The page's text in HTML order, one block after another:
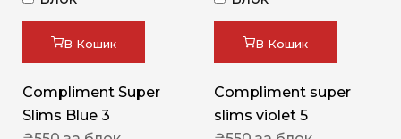
В Кошик
Compliment Super
Slims Blue 3
В Кошик
Compliment super
slims violet 5